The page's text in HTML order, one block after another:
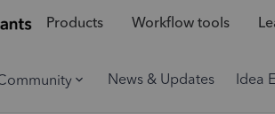
Products Workflow tools
News & Updates Idea